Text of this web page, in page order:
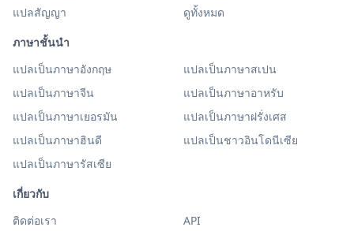
แปลสัญญา
ดูทั้งหมด
ภาษาชั้นนำ
แปลเป็นภาษาอังกฤษ
แปลเป็นภาษาสเปน
แปลเป็นภาษาจีน
แปลเป็นภาษาอาหรับ
แปลเป็นภาษาเยอรมัน
แปลเป็นภาษาฝรั่งเศส
แปลเป็นภาษาฮินดี
แปลเป็นชาวอินโดนีเซีย
แปลเป็นภาษารัสเซีย
เกี่ยวกับ
ติดต่อเรา
API